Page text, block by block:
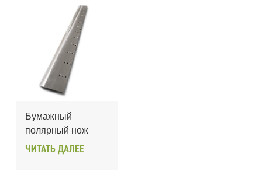
Бумажный
полярный нож
ЧИТАТЬ ДАЛЕЕ